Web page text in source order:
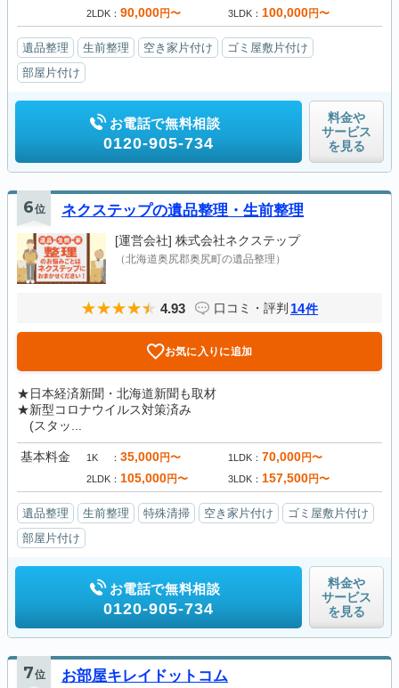
2LDK 90,000円〜 3LDK 100,000円〜
遺品整理 生前整理 空き家片付け
ゴミ屋敷片付け
部屋片付け
お電話で無料相談
0120-905-734
料金や
サービス
を見る
6位 ネクステップの遺品整理・生前整理
[運営会社] 株式会社ネクステップ
（北海道奥尻郡奥尻町の遺品整理）
4.93 口コミ・評判 14件
お気に入りに追加
★日本経済新聞・北海道新聞も取材
★新型コロナウイルス対策済み
(スタッ...
基本料金 1K 35,000円〜 1LDK 70,000円〜
2LDK 105,000円〜 3LDK 157,500円〜
遺品整理 生前整理 特殊清掃 空き家片付け
ゴミ屋敷片付け
部屋片付け
お電話で無料相談
0120-905-734
料金や
サービス
を見る
7位 お部屋キレイドットコム